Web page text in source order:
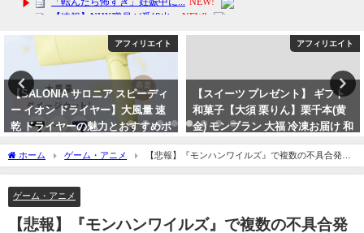
アフィリエイト
【SALONIA サロニア スピーディ
ー イオン ドライヤー】大風量 速
乾 ドライヤーの魅力とおすすめポ
イント
アフィリエイト
【スイーツ プレゼント】 ギフト
和菓子【大須 栗りん】栗千本(黄
金) モンブラン 大福 冷凍お届け 和
栗ご褒美 贈り物 誕生日 SNS映え
デイリーランキング
ホーム ゲーム・アニメ
【悲報】『モンハンワイルズ』で複数の不具合発
生、一部クエストやモンスターに影響―
ゲーム・アニメ
【悲報】『モンハンワイルズ』で複数の不具合発